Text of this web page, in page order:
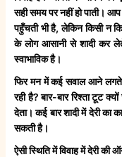
सही समय पर नहीं हो पाती।
पहुँचती भी है, लेकिन किसी न
के लोग आसानी से शादी कर
स्वाभाविक है।
फिर मन में कई सवाल आने लगते हैं
रही है? बार-बार रिश्ता टूट
देता। कई बार शादी में देरी का
सकती है।
ऐसी स्थिति में विवाह में देरी की